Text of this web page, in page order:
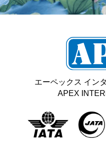
エーペックス イン
APEX